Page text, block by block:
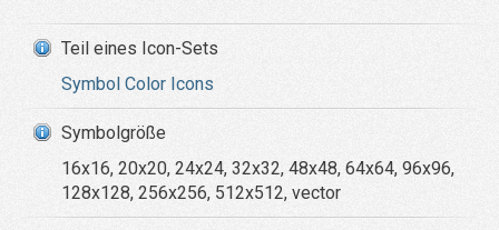
Teil eines Icon-Sets
Symbol Color Icons
Symbolgröße
16x16, 20x20, 24x24, 32x32, 48x48, 64x64, 96x96,
128x128, 256x256, 512x512, vector